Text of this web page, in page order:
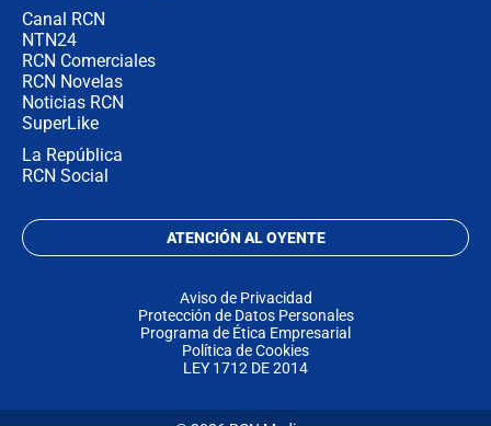
Canal RCN
NTN24
RCN Comerciales
RCN Novelas
Noticias RCN
SuperLike
La República
RCN Social
ATENCIÓN AL OYENTE
Aviso de Privacidad
Protección de Datos Personales
Programa de Ética Empresarial
Política de Cookies
LEY 1712 DE 2014